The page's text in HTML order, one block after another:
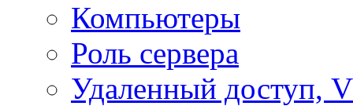
Компьютеры
Роль сервера
Удаленный доступ,